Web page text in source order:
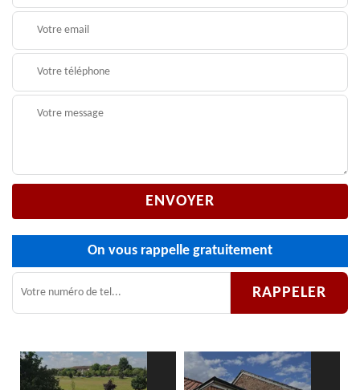
On vous rappelle gratuitement